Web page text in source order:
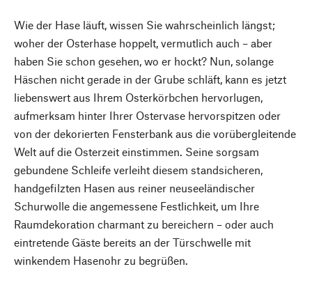
Wie der Hase läuft, wissen Sie wahrscheinlich längst;
woher der Osterhase hoppelt, vermutlich auch – aber
haben Sie schon gesehen, wo er hockt? Nun, solange
Häschen nicht gerade in der Grube schläft, kann es jetzt
liebenswert aus Ihrem Osterkörbchen hervorlugen,
aufmerksam hinter Ihrer Ostervase hervorspitzen oder
von der dekorierten Fensterbank aus die vorübergleitende
Welt auf die Osterzeit einstimmen. Seine sorgsam
gebundene Schleife verleiht diesem standsicheren,
handgefilzten Hasen aus reiner neuseeländischer
Schurwolle die angemessene Festlichkeit, um Ihre
Raumdekoration charmant zu bereichern – oder auch
eintretende Gäste bereits an der Türschwelle mit
winkendem Hasenohr zu begrüßen.